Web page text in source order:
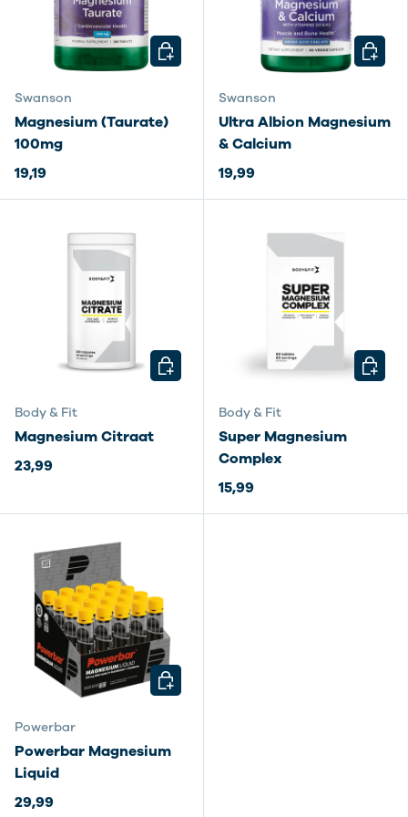
een betere nachtrust
blogartikel over mineralen
blogartikel over de voordelen van
magnesium
Swanson
Magnesium (Taurate)
100mg
19,19
KIES MOGELIJKHEDEN
Swanson
Ultra Albion Magnesium
& Calcium
19,99
KIES
Body & Fit
Magnesium Citraat
23,99
KIES MOGELIJKHEDEN
Body & Fit
Super Magnesium
Complex
15,99
KIES
Powerbar
Powerbar Magnesium
Liquid
29,99
KIES MOGELIJKHEDEN